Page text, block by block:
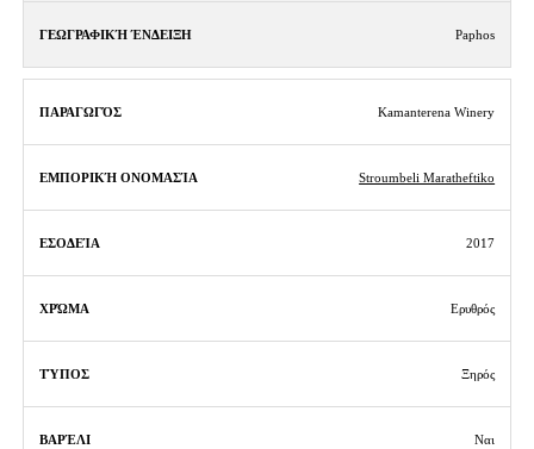
Paphos
Kamanterena Winery
Stroumbeli Maratheftiko
2017
Ερυθρός
Ξηρός
Ναι